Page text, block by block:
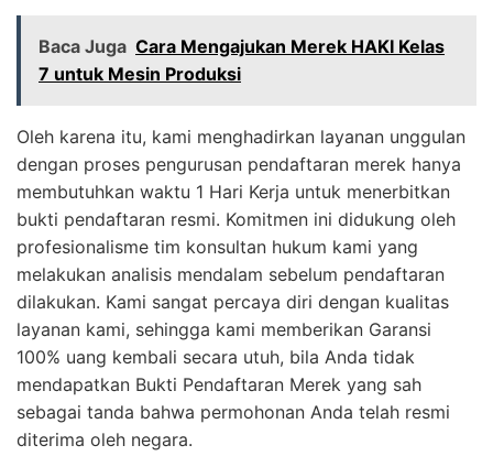
Baca Juga Cara Mengajukan Merek HAKI Kelas
7 untuk Mesin Produksi
Oleh karena itu, kami menghadirkan layanan unggulan
dengan proses pengurusan pendaftaran merek hanya
membutuhkan waktu 1 Hari Kerja untuk menerbitkan
bukti pendaftaran resmi. Komitmen ini didukung oleh
profesionalisme tim konsultan hukum kami yang
melakukan analisis mendalam sebelum pendaftaran
dilakukan. Kami sangat percaya diri dengan kualitas
layanan kami, sehingga kami memberikan Garansi
100% uang kembali secara utuh, bila Anda tidak
mendapatkan Bukti Pendaftaran Merek yang sah
sebagai tanda bahwa permohonan Anda telah resmi
diterima oleh negara.